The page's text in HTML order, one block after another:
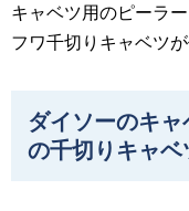
キャベツ用のピーラ
フワ千切りキャベツが
ダイソーのキ
の千切りキャベ